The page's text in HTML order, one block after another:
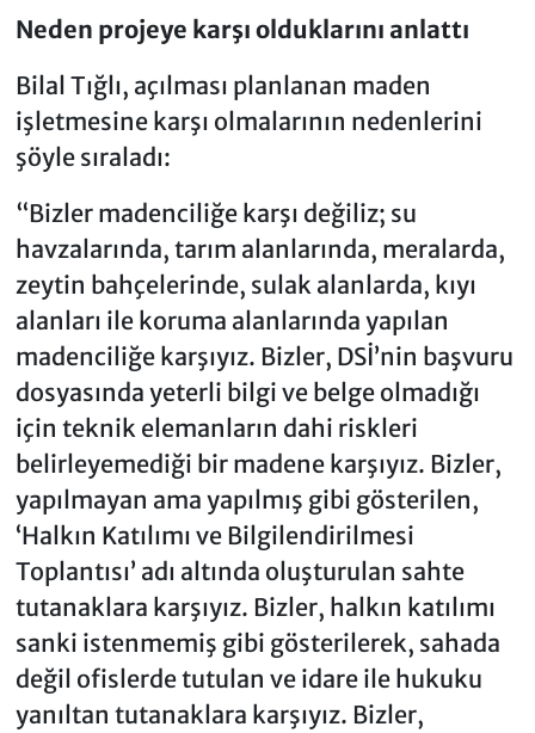
Neden projeye karşı olduklarını anlattı
Bilal Tığlı, açılması planlanan maden
işletmesine karşı olmalarının nedenlerini
şöyle sıraladı:
“Bizler madenciliğe karşı değiliz; su
havzalarında, tarım alanlarında, meralarda,
zeytin bahçelerinde, sulak alanlarda, kıyı
alanları ile koruma alanlarında yapılan
madenciliğe karşıyız. Bizler, DSİ’nin başvuru
dosyasında yeterli bilgi ve belge olmadığı
için teknik elemanların dahi riskleri
belirleyemediği bir madene karşıyız. Bizler,
yapılmayan ama yapılmış gibi gösterilen,
‘Halkın Katılımı ve Bilgilendirilmesi
Toplantısı’ adı altında oluşturulan sahte
tutanaklara karşıyız. Bizler, halkın katılımı
sanki istenmemiş gibi gösterilerek, sahada
değil ofislerde tutulan ve idare ile hukuku
yanıltan tutanaklara karşıyız. Bizler,